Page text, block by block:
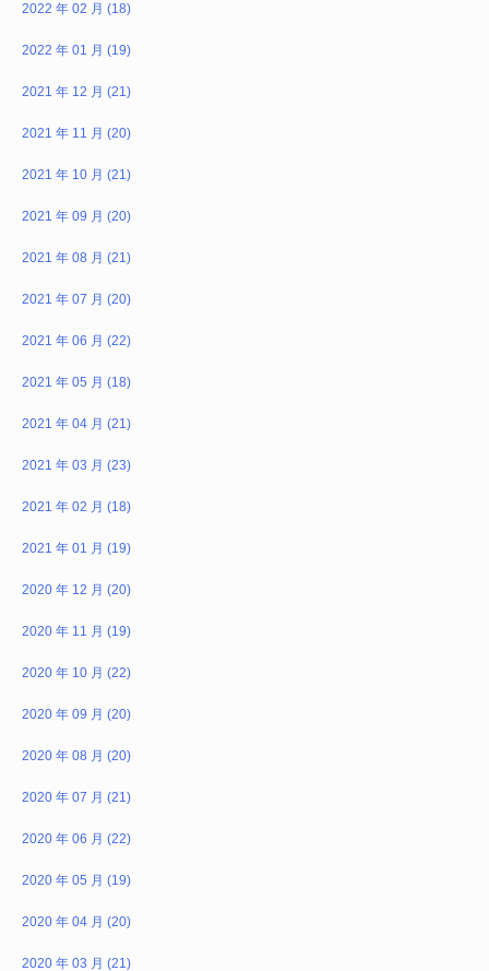
2022 年 02 月 (18)
2022 年 01 月 (19)
2021 年 12 月 (21)
2021 年 11 月 (20)
2021 年 10 月 (21)
2021 年 09 月 (20)
2021 年 08 月 (21)
2021 年 07 月 (20)
2021 年 06 月 (22)
2021 年 05 月 (18)
2021 年 04 月 (21)
2021 年 03 月 (23)
2021 年 02 月 (18)
2021 年 01 月 (19)
2020 年 12 月 (20)
2020 年 11 月 (19)
2020 年 10 月 (22)
2020 年 09 月 (20)
2020 年 08 月 (20)
2020 年 07 月 (21)
2020 年 06 月 (22)
2020 年 05 月 (19)
2020 年 04 月 (20)
2020 年 03 月 (21)